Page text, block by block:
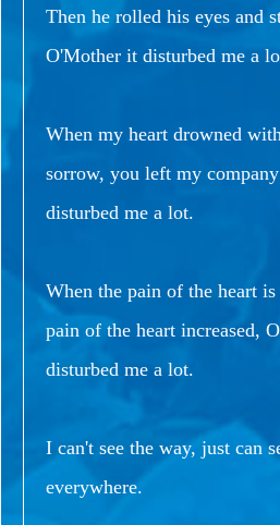
Then he rolled his eyes and
O'Mother it disturbed me a
When my heart drowned
sorrow, you left my
disturbed me a lot.
When the pain of the heart
pain of the heart increased,
disturbed me a lot.
I can't see the way, just can
everywhere.